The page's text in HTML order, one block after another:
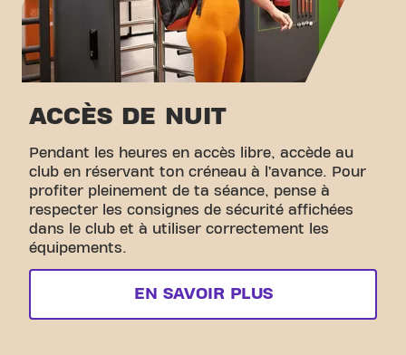
ACCÈS DE NUIT
Pendant les heures en accès libre, accède au
club en réservant ton créneau à l’avance. Pour
profiter pleinement de ta séance, pense à
respecter les consignes de sécurité affichées
dans le club et à utiliser correctement les
équipements.
EN SAVOIR PLUS